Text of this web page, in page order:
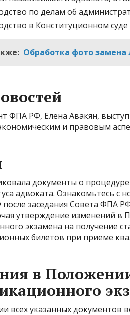
по делам об
в Конституционном
Обработка фото замена
ФПА РФ, Елена Авакян,
и правовым
документы о
адвоката. Ознакомьтесь с
заседания Совета ФПА
утверждение изменений в
экзамена на получение
билетов при приеме
в
всех указанных документов